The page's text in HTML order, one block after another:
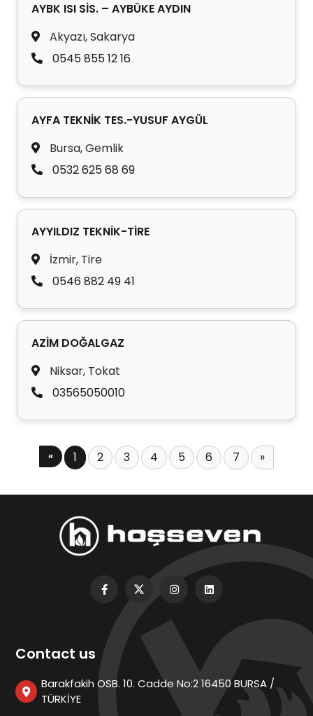
AYBK ISI SİS. – AYBÜKE AYDIN
Akyazı, Sakarya
0545 855 12 16
AYFA TEKNİK TES.-YUSUF AYGÜL
Bursa, Gemlik
0532 625 68 69
AYYILDIZ TEKNİK-TİRE
İzmir, Tire
0546 882 49 41
AZİM DOĞALGAZ
Niksar, Tokat
03565050010
« 1 2 3 4 5 6 7 »
Contact us
Barakfakih OSB. 10. Cadde No:2 16450 BURSA /
TÜRKİYE